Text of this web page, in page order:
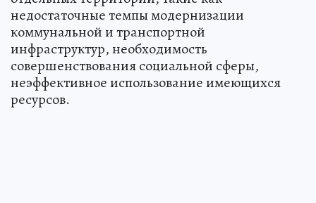
недостаточные темпы модернизации
коммунальной и транспортной
инфраструктур, необходимость
совершенствования социальной сферы,
неэффективное использование имеющихся
ресурсов.